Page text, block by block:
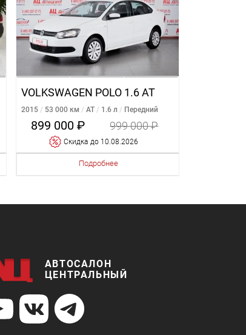
VOLKSWAGEN POLO 1.6 AT
2015 53 000 км AT 1.6 л Передний
899 000 ₽ 999 000 ₽
Cкидка до 10.08.2026
Подробнее
АВТОСАЛОН
ЦЕНТРАЛЬНЫЙ